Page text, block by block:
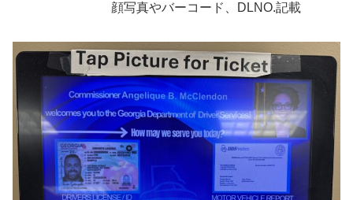
顔写真やバーコード、DLNO.記載